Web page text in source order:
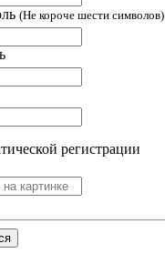
(Не короче шести символов)
регистрации